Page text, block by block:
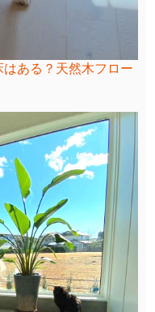
ある？天然木フロー